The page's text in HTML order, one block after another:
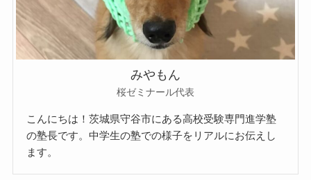
みやもん
桜ゼミナール代表
こんにちは！茨城県守谷市にある高校受験専門進学塾
の塾長です。中学生の塾での様子をリアルにお伝えし
ます。